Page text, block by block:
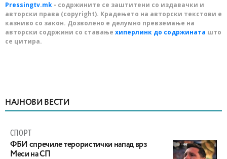
Pressingtv.mk - содржините се заштитени со издавачки и
авторски права (copyright). Крадењето на авторски текстови е
казниво со закон. Дозволено е делумно превземање на
авторски содржини со ставање хиперлинк до содржината што
се цитира.
НАЈНОВИ ВЕСТИ
СПОРТ
ФБИ спречиле терористички напад врз
Меси на СП